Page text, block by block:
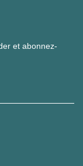
et abonnez-